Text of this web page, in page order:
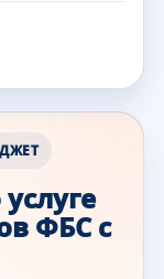
ФБС с